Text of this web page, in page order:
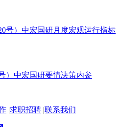
号）中宏国研月度宏观运行指标
）中宏国研要情决策内参
|求职招聘 |联系我们